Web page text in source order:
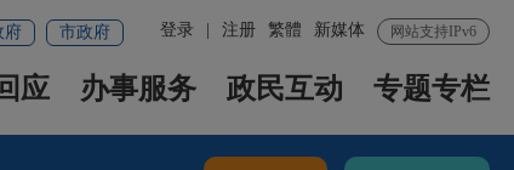
网站支持IPv6
新媒体
繁體
登录 注册
府 市政府
应 办事服务 政民互动 专题专栏